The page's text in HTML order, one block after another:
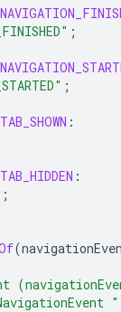
;
;
TAB_SHOWN :
TAB_HIDDEN :
;
(
"